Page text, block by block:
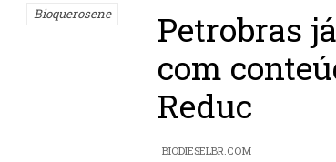
Bioquerosene
Petrobras
com
Reduc
BIODIESELBR.COM